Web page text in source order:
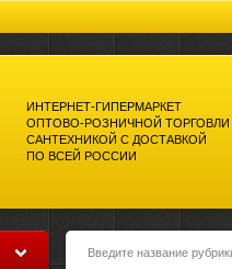
ИНТЕРНЕТ-ГИПЕРМАРКЕТ
ОПТОВО-РОЗНИЧНОЙ ТОРГОВЛИ
САНТЕХНИКОЙ С ДОСТАВКОЙ
ПО ВСЕЙ РОССИИ